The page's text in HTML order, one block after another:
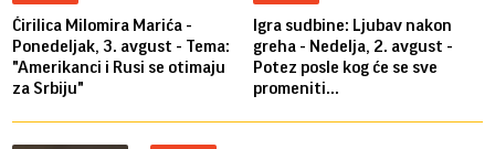
Ćirilica Milomira Marića -
Ponedeljak, 3. avgust - Tema:
"Amerikanci i Rusi se otimaju
za Srbiju"
Igra sudbine: Ljubav nakon
greha - Nedelja, 2. avgust -
Potez posle kog će se sve
promeniti...